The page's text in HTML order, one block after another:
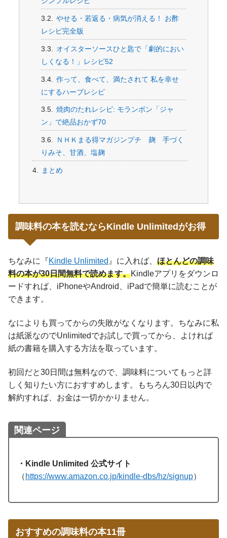
やせる・若返る・病気が消える！ お酢
レシピ完全版
オイスターソースひと匙で「劇的におい
しくなる！」レシピ52
作って、食べて、満たされて 私を幸せ
にするハーブレシピ
焼肉のたれレシピ: モランボン「ジャ
ン」で絶品おかず70
ＮＨＫまる得マガジンプチ 麹 手づく
りみそ、甘酒、塩麹
まとめ
調味料の本を読むならKindle Unlimitedがお得
ちなみに『Kindle Unlimited 』に入れば、 ほとんどの調味
料の本が30日間無料で読めます。Kindleアプリをダウンロ
ードすれば、iPhoneやAndroid、iPadで簡単に読むことが
できます。
なによりも買ってからの失敗がなくなります。ちなみに私
は紙派なのでUnlimitedでお試しで買ってから、よければ
紙の書籍を購入する方法を取っています。
初回だと30日間は無料なので、調味料についてもっと詳
しく知りたい方におすすめします。もちろん30日以内で
解約すれば、お金は一切かかりません。
関連ページ
・Kindle Unlimited 公式サイト
（ https://www.amazon.co.jp/kindle-dbs/hz/signup）
おすすめの調味料の本11冊